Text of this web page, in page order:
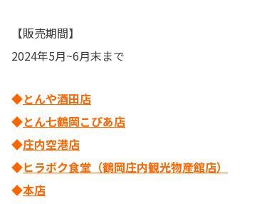
【販売期間】
2024年5月~6月末まで
◆とんや酒田店
◆とん七鶴岡こぴあ店
◆庄内空港店
◆ヒラボク食堂（鶴岡庄内観光物産館店）
◆本店